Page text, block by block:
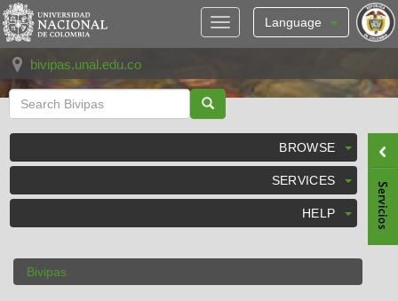
Skip
navigation
Language
bivipas.unal.edu.co
BROWSE
SERVICES
HELP
Bivipas